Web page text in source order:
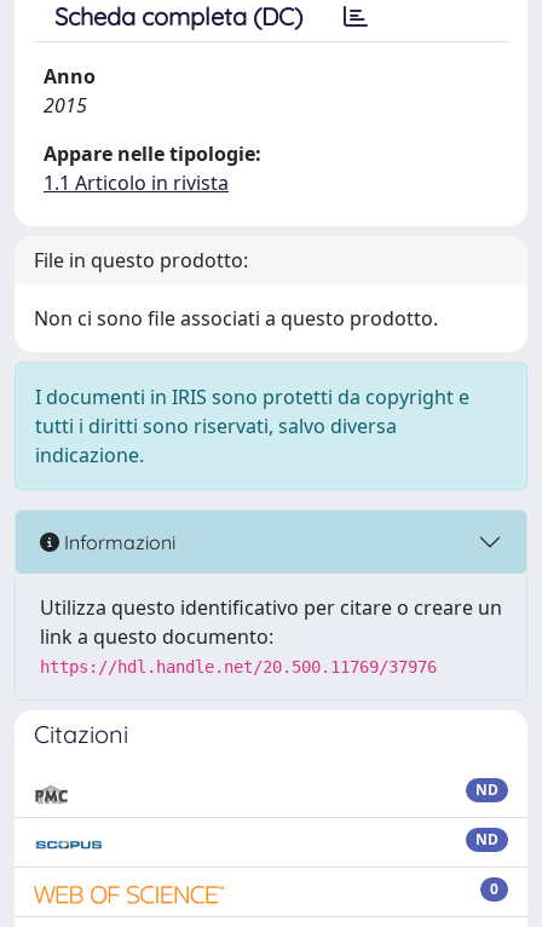
Scheda completa (DC)
Anno
2015
Appare nelle tipologie:
1.1 Articolo in rivista
File in questo prodotto:
Non ci sono file associati a questo prodotto.
I documenti in IRIS sono protetti da copyright e
tutti i diritti sono riservati, salvo diversa
indicazione.
Informazioni
Utilizza questo identificativo per citare o creare un
link a questo documento:
https://hdl.handle.net/20.500.11769/37976
Citazioni
ND
ND
0